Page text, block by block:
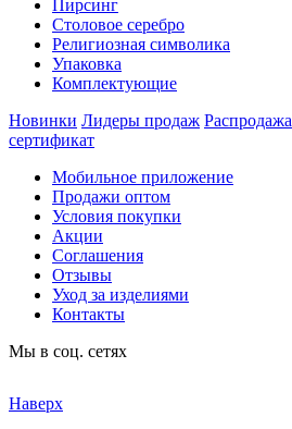
Пирсинг
Столовое серебро
Религиозная символика
Упаковка
Комплектующие
Новинки Лидеры продаж Распродажа
сертификат
Мобильное приложение
Продажи оптом
Условия покупки
Акции
Соглашения
Отзывы
Уход за изделиями
Контакты
Мы в соц. сетях
Наверх